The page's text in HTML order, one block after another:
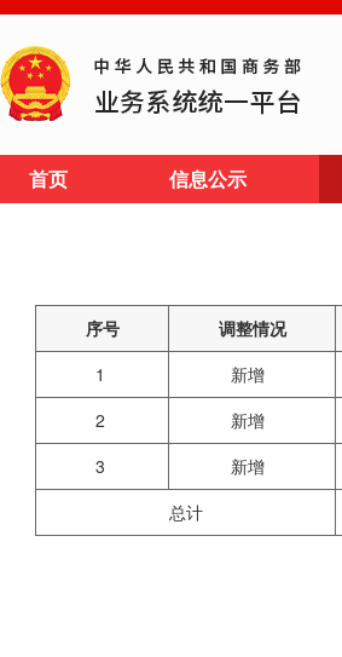
首页 信息公示
序号 调整情况
1
新增
2
新增
3
新增
总计